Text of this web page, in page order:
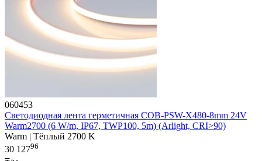
060453
Светодиодная лента герметичная COB-PSW-X480-8mm 24V
Warm2700 (6 W/m, IP67, TWP100, 5m) (Arlight, CRI>90)
Warm | Тёплый 2700 K
30 12796